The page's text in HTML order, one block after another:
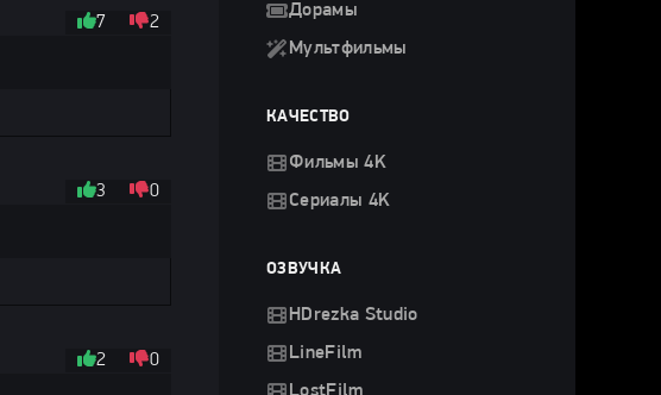
7 2
3 0
2 0
Дорамы
Мультфильмы
КАЧЕСТВО
Фильмы 4K
Сериалы 4K
ОЗВУЧКА
HDrezka Studio
LineFilm